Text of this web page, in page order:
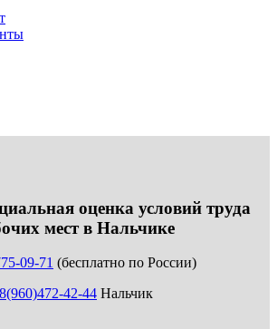
оценка условий труда
мест в Нальчике
09-71 (бесплатно по России)
8(960)472-42-44 Нальчик